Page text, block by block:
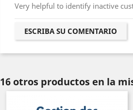
Very helpful to identify inactive
ESCRIBA SU COMENTARIO
16 otros productos en la